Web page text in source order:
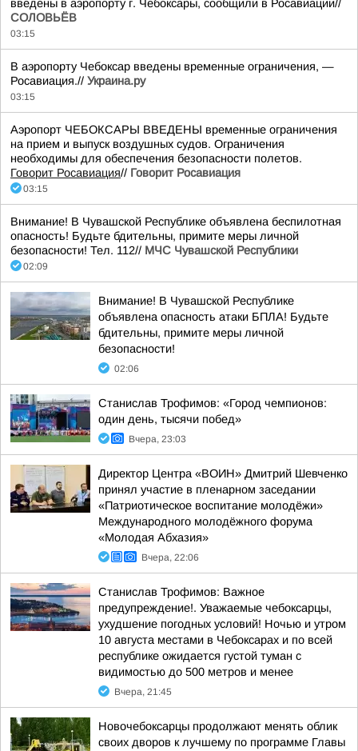
введены в аэропорту г. Чебоксары, сообщили в Росавиации//
СОЛОВЬЁВ
03:15
В аэропорту Чебоксар введены временные ограничения, —
Росавиация.// Украина.ру
03:15
Аэропорт ЧЕБОКСАРЫ ВВЕДЕНЫ временные ограничения
на прием и выпуск воздушных судов. Ограничения
необходимы для обеспечения безопасности полетов.
Говорит Росавиация// Говорит Росавиация
03:15
Внимание! В Чувашской Республике объявлена беспилотная
опасность! Будьте бдительны, примите меры личной
безопасности! Тел. 112// МЧС Чувашской Республики
02:09
Внимание! В Чувашской Республике
объявлена опасность атаки БПЛА! Будьте
бдительны, примите меры личной
безопасности!
02:06
Станислав Трофимов: «Город чемпионов:
один день, тысячи побед»
Вчера, 23:03
Директор Центра «ВОИН» Дмитрий Шевченко
принял участие в пленарном заседании
«Патриотическое воспитание молодёжи»
Международного молодёжного форума
«Молодая Абхазия»
Вчера, 22:06
Станислав Трофимов: Важное
предупреждение!. Уважаемые чебоксарцы,
ухудшение погодных условий! Ночью и утром
10 августа местами в Чебоксарах и по всей
республике ожидается густой туман с
видимостью до 500 метров и менее
Вчера, 21:45
Новочебоксарцы продолжают менять облик
своих дворов к лучшему по программе Главы